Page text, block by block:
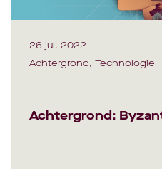
26 jul. 2022
Achtergrond, Technologie
Achtergrond: